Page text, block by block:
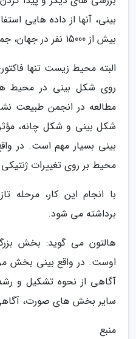
بیش از 15000 نفر در جهان، جمع آوری شده است.
البته محیط زیست تنها
روی شکل بینی در محیط
شکل بینی و شکل چانه،
بینی بسیار مهم است. در
محیط بر روی تغییرات
با انجام این کار، مرحله
برداشته می شود.
هالتون می گوید: بخش
اوست. در واقع بینی بخش
آگاهی از نحوه تشکیل و
سایر بخش های صورت،
منبع